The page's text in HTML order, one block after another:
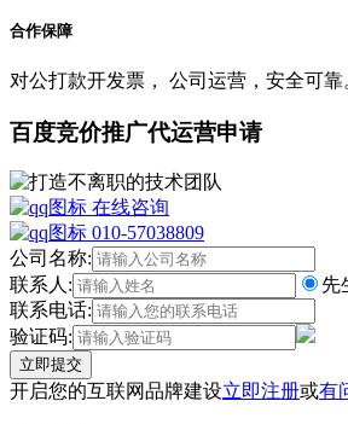
合作保障
对公打款开发票， 公司运营，安全可靠
百度竞价推广代运营申请
在线咨询
010-57038809
公司名称:
联系人:
先
联系电话:
验证码:
立即提交
开启您的互联网品牌建设立即注册或有